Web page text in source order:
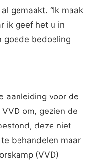
gemaakt. “Ik maak
ik geef het u in
goede bedoeling
aanleiding voor de
om, gezien de
deze niet
behandelen maar
(VVD)